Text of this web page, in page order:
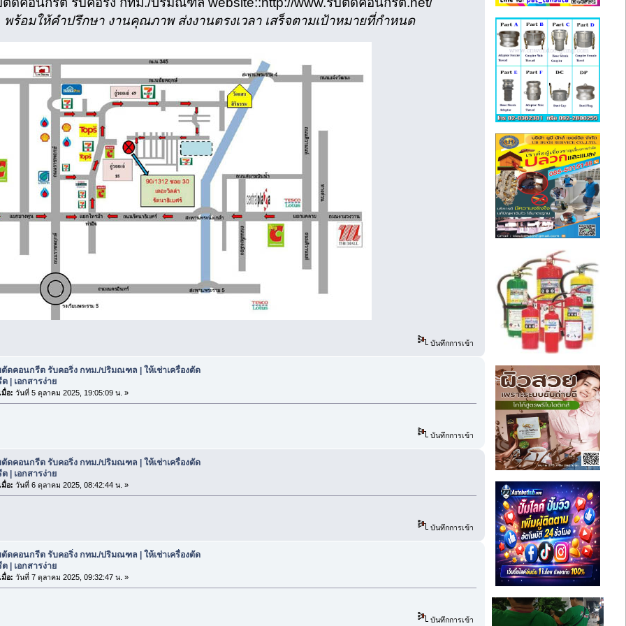
พร้อมให้คำปรึกษา งานคุณภาพ ส่งงานตรงเวลา เสร็จตามเป้าหมายที่กำหนด
บันทึกการเข้า
ตัดคอนกรีต รับคอริ่ง กทม./ปริมณฑล | ให้เช่าเครื่องตัด
| เอกสารง่าย
มื่อ: วันที่ 5 ตุลาคม 2025, 19:05:09 น. »
บันทึกการเข้า
ตัดคอนกรีต รับคอริ่ง กทม./ปริมณฑล | ให้เช่าเครื่องตัด
| เอกสารง่าย
มื่อ: วันที่ 6 ตุลาคม 2025, 08:42:44 น. »
บันทึกการเข้า
ตัดคอนกรีต รับคอริ่ง กทม./ปริมณฑล | ให้เช่าเครื่องตัด
| เอกสารง่าย
มื่อ: วันที่ 7 ตุลาคม 2025, 09:32:47 น. »
บันทึกการเข้า